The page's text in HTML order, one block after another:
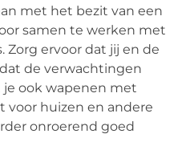
met het bezit van een
samen te werken met
ervoor dat jij en de
de verwachtingen
ook wapenen met
huizen en andere
onroerend goed